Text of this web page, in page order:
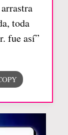
toda
fue así”